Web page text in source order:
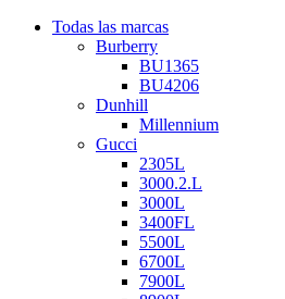
Todas las marcas
Burberry
BU1365
BU4206
Dunhill
Millennium
Gucci
2305L
3000.2.L
3000L
3400FL
5500L
6700L
7900L